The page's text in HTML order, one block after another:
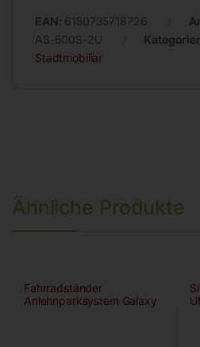
EAN: 6150735718726
AS-600S-2U
Stadtmobiliar
Ähnliche Produkte
Fahrradständer
Anlehnparksystem Galaxy